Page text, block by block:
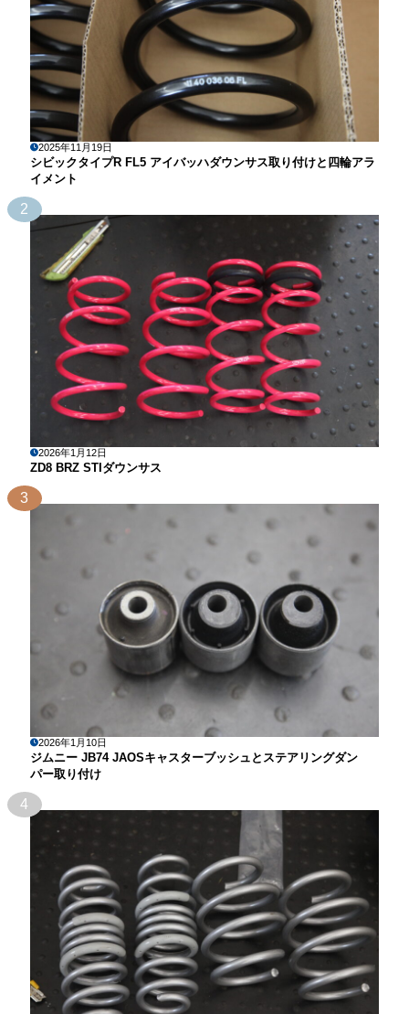
2025年11月19日
シビックタイプR FL5 アイバッハダウンサス取り付けと四輪アラ
イメント
2
2026年1月12日
ZD8 BRZ STIダウンサス
3
2026年1月10日
ジムニー JB74 JAOSキャスターブッシュとステアリングダン
パー取り付け
4